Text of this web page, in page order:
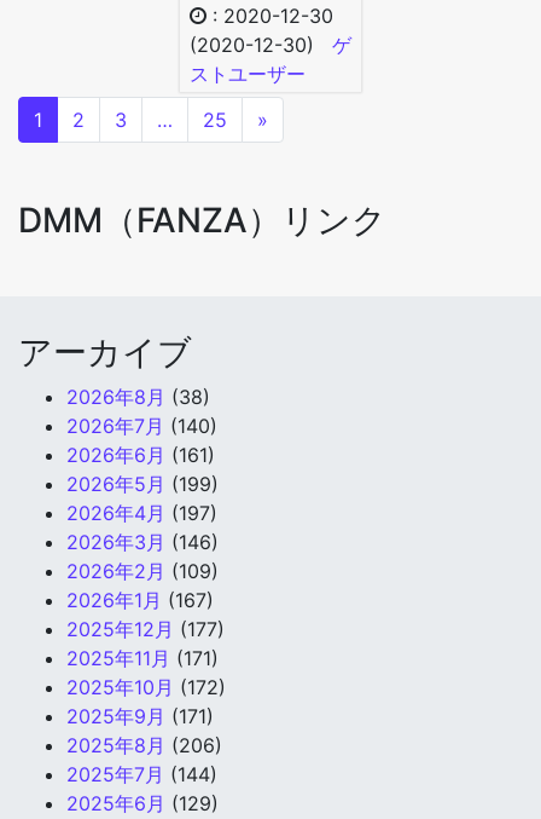
: 2020-12-30
(2020-12-30)
ゲ
ストユーザー
1
2 3 … 25 »
DMM（FANZA）リンク
アーカイブ
2026年8月 (38)
2026年7月 (140)
2026年6月 (161)
2026年5月 (199)
2026年4月 (197)
2026年3月 (146)
2026年2月 (109)
2026年1月 (167)
2025年12月 (177)
2025年11月 (171)
2025年10月 (172)
2025年9月 (171)
2025年8月 (206)
2025年7月 (144)
2025年6月 (129)